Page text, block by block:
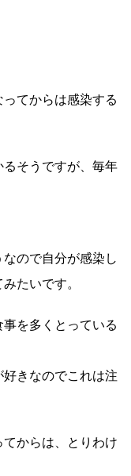
てからは感染する
そうですが、毎年
ので自分が感染し
たいです。
を多くとっている
きなのでこれは注
からは、とりわけ